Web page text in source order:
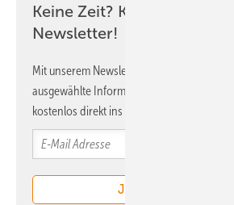
Keine Zeit? Kein Problem
Newsletter!
Mit unserem Newsletter erhalten Sie
ausgewählte Informationen und
kostenlos direkt ins Postfach.